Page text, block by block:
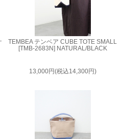
TEMBEA テンベア CUBE TOTE SMALL
[TMB-2683N] NATURAL/BLACK
13,000円(税込14,300円)